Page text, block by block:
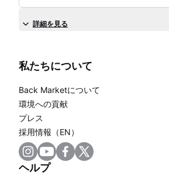
詳細を見る
私たちについて
Back Marketについて
環境への貢献
プレス
採用情報（EN）
ヘルプ